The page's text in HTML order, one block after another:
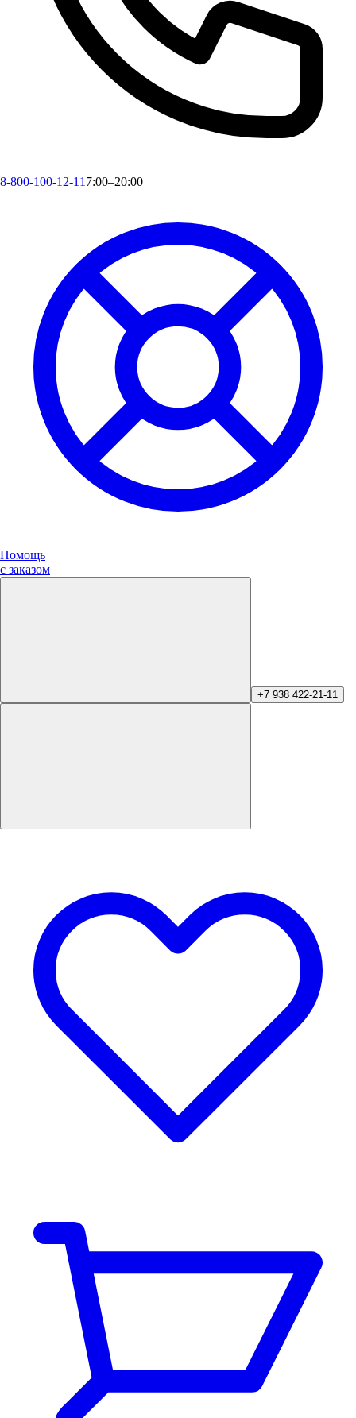
8-800-100-12-11 7:00–20:00
Помощь
с заказом
+7 938 422-21-11